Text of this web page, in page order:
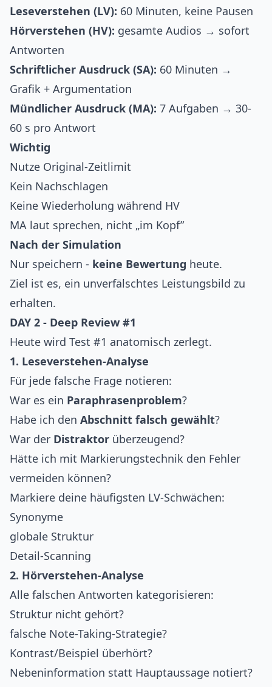
Leseverstehen (LV): 60 Minuten, keine Pausen
Hörverstehen (HV): gesamte Audios → sofort
Antworten
Schriftlicher Ausdruck (SA): 60 Minuten →
Grafik + Argumentation
Mündlicher Ausdruck (MA): 7 Aufgaben → 30-
60 s pro Antwort
Wichtig
Nutze Original-Zeitlimit
Kein Nachschlagen
Keine Wiederholung während HV
MA laut sprechen, nicht „im Kopf”
Nach der Simulation
Nur speichern - keine Bewertung heute.
Ziel ist es, ein unverfälschtes Leistungsbild zu
erhalten.
DAY 2 - Deep Review #1
Heute wird Test #1 anatomisch zerlegt.
1. Leseverstehen-Analyse
Für jede falsche Frage notieren:
War es ein Paraphrasenproblem?
Habe ich den Abschnitt falsch gewählt?
War der Distraktor überzeugend?
Hätte ich mit Markierungstechnik den Fehler
vermeiden können?
Markiere deine häufigsten LV-Schwächen:
Synonyme
globale Struktur
Detail-Scanning
2. Hörverstehen-Analyse
Alle falschen Antworten kategorisieren:
Struktur nicht gehört?
falsche Note-Taking-Strategie?
Kontrast/Beispiel überhört?
Nebeninformation statt Hauptaussage notiert?